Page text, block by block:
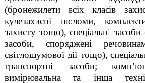
(бронежилети всіх класів
кулезахисні шоломи,
захисту тощо), спеціальні
засоби, споряджені
світлошумової дії тощо),
транспортні засоби;
вимірювальна та інша